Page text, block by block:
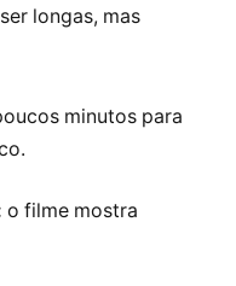
longas, mas
minutos para
o filme mostra